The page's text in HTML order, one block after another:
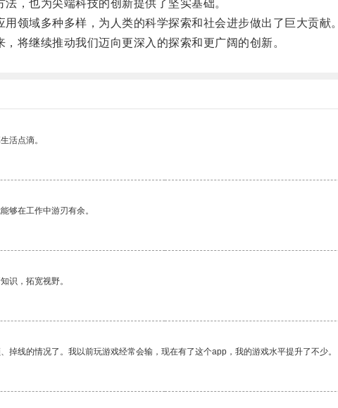
也为尖端科技的创新提供了坚实基础。
域多种多样，为人类的科学探索和社会进步做出了巨大贡献。
继续推动我们迈向更深入的探索和更广阔的创新。
活点滴。
够在工作中游刃有余。
识，拓宽视野。
线的情况了。我以前玩游戏经常会输，现在有了这个app，我的游戏水平提升了不少。